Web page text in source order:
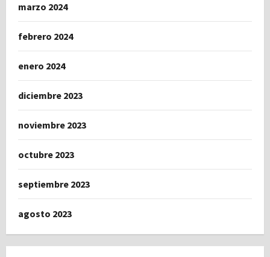
marzo 2024
febrero 2024
enero 2024
diciembre 2023
noviembre 2023
octubre 2023
septiembre 2023
agosto 2023